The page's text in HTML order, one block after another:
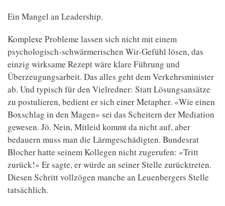
Ein Mangel an Leadership.
Komplexe Probleme lassen sich nicht mit einem
psychologisch-schwärmerischen Wir-Gefühl lösen, das
einzig wirksame Rezept wäre klare Führung und
Überzeugungsarbeit. Das alles geht dem Verkehrsminister
ab. Und typisch für den Vielredner: Statt Lösungsansätze
zu postulieren, bedient er sich einer Metapher. «Wie einen
Boxschlag in den Magen» sei das Scheitern der Mediation
gewesen. Jö. Nein, Mitleid kommt da nicht auf, aber
bedauern muss man die Lärmgeschädigten. Bundesrat
Blocher hatte seinem Kollegen nicht zugerufen: «Tritt
zurück!» Er sagte, er würde an seiner Stelle zurücktreten.
Diesen Schritt vollzögen manche an Leuenbergers Stelle
tatsächlich.